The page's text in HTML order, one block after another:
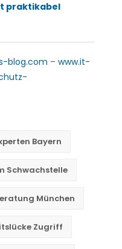
praktikabel
blog.com – www.it-
Bayern
Schwachstelle
München
Zugriff